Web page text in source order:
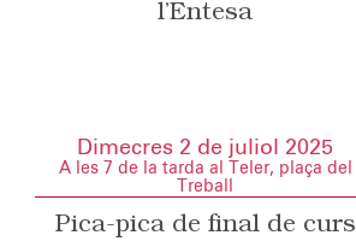
l’Entesa
Dimecres 2 de juliol 2025
A les 7 de la tarda al Teler, plaça del
Treball
Pica-pica de final de curs